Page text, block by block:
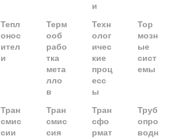
и
Тепл
онос
ител
и
Терм
ооб
рабо
тка
мета
лло
в
Техн
олог
ичес
кие
проц
есс
ы
Тор
мозн
ые
сист
емы
Тран
смис
сии
Тран
смис
сия
Тран
сфо
рмат
Труб
опро
водн